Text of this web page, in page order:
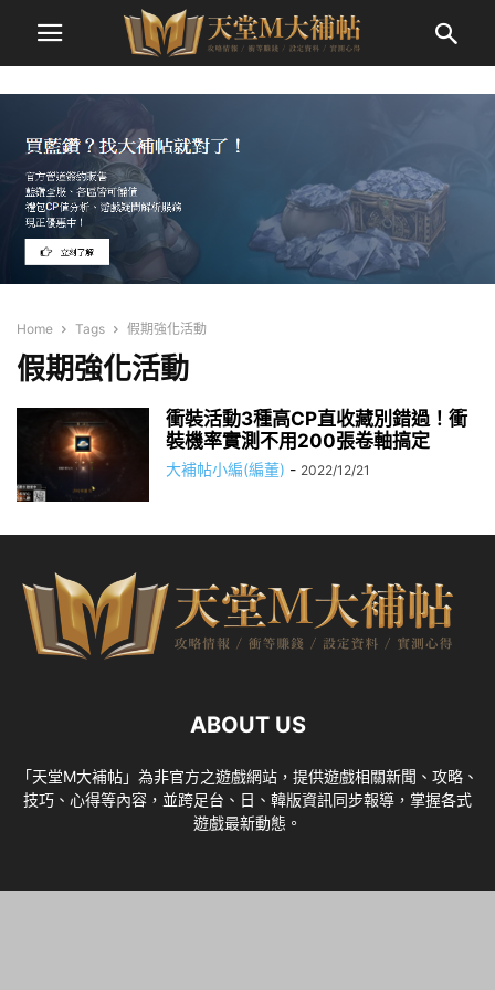
Home Tags 假期強化活動
假期強化活動
衝裝活動3種高CP直收藏別錯過！衝
裝機率實測不用200張卷軸搞定
大補帖小編(編董) - 2022/12/21
ABOUT US
「天堂M大補帖」為非官方之遊戲網站，提供遊戲相關新聞、攻略、
技巧、心得等內容，並跨足台、日、韓版資訊同步報導，掌握各式
遊戲最新動態。